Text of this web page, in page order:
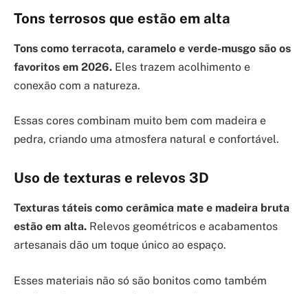
Tons terrosos que estão em alta
Tons como terracota, caramelo e verde-musgo são os
favoritos em 2026. Eles trazem acolhimento e
conexão com a natureza.
Essas cores combinam muito bem com madeira e
pedra, criando uma atmosfera natural e confortável.
Uso de texturas e relevos 3D
Texturas táteis como cerâmica mate e madeira bruta
estão em alta. Relevos geométricos e acabamentos
artesanais dão um toque único ao espaço.
Esses materiais não só são bonitos como também